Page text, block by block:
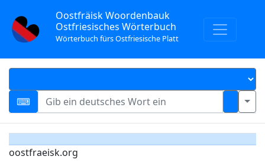
Oostfräisk Woordenbauk
Ostfriesisches Wörterbuch
Wörterbuch fürs Ostfriesische Platt
oostfraeisk.org